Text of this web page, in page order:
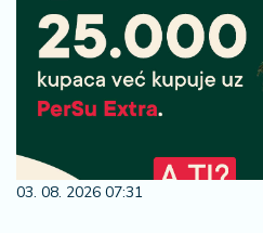
03. 08. 2026 07:31